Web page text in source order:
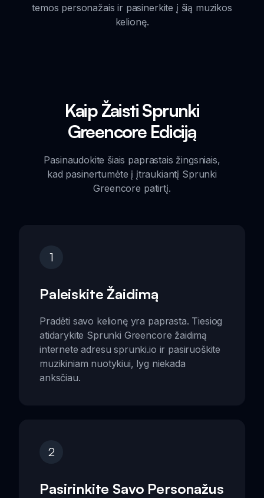
temos personažais ir pasinerkite į šią muzikos
kelionę.
Kaip Žaisti Sprunki
Greencore Ediciją
Pasinaudokite šiais paprastais žingsniais,
kad pasinertumėte į įtraukiantį Sprunki
Greencore patirtį.
1
Paleiskite Žaidimą
Pradėti savo kelionę yra paprasta. Tiesiog
atidarykite Sprunki Greencore žaidimą
internete adresu sprunki.io ir pasiruoškite
muzikiniam nuotykiui, lyg niekada
anksčiau.
2
Pasirinkite Savo Personažus